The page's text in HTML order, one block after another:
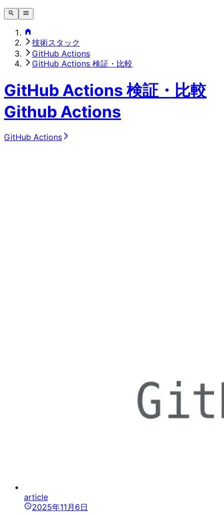
技術スタック
GitHub Actions
GitHub Actions 検証・比較
GitHub Actions 検証・比較
Github Actions
GitHub Actions
article
2025年11月6日